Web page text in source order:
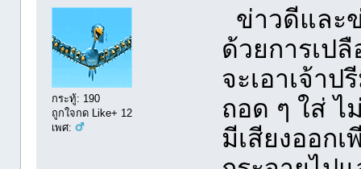
กระทู้: 190
ถูกใจกด Like+ 12
เพศ:
ข่าวดีและ
ด้วยการเป
จะเอาเจ้า
ถอด ๆ ใส่ ไ
มีเสียงออก